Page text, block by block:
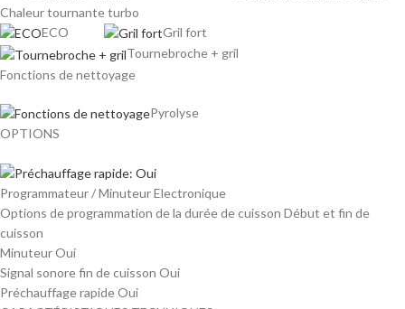
Chaleur tournante turbo
ECO
Gril fort
Tournebroche + gril
Fonctions de nettoyage
Pyrolyse
OPTIONS
Programmateur / Minuteur Electronique
Options de programmation de la durée de cuisson Début et fin de
cuisson
Minuteur Oui
Signal sonore fin de cuisson Oui
Préchauffage rapide Oui